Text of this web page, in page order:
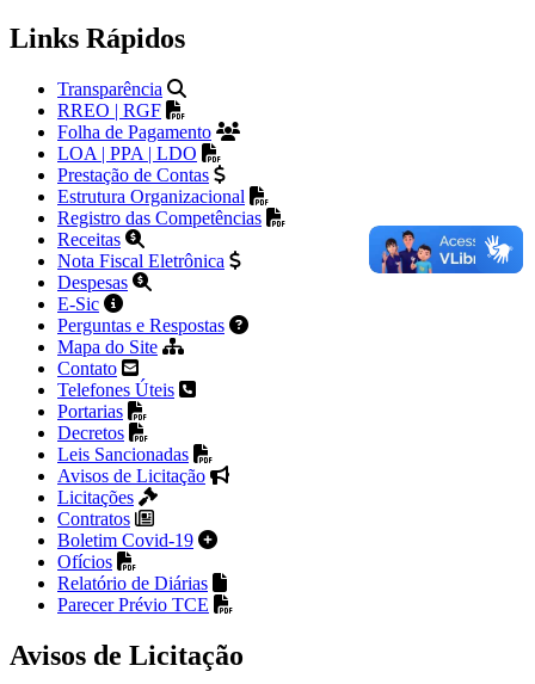
Links Rápidos
Transparência
RREO | RGF
Folha de Pagamento
LOA | PPA | LDO
Prestação de Contas
Estrutura Organizacional
Registro das Competências
Receitas
Nota Fiscal Eletrônica
Despesas
E-Sic
Perguntas e Respostas
Mapa do Site
Contato
Telefones Úteis
Portarias
Decretos
Leis Sancionadas
Avisos de Licitação
Licitações
Contratos
Boletim Covid-19
Ofícios
Relatório de Diárias
Parecer Prévio TCE
Avisos de Licitação